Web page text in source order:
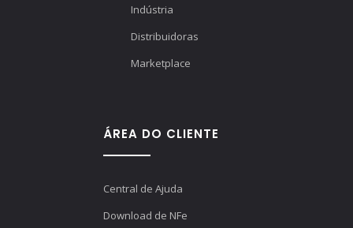
Indústria
Distribuidoras
Marketplace
ÁREA DO CLIENTE
Central de Ajuda
Download de NFe